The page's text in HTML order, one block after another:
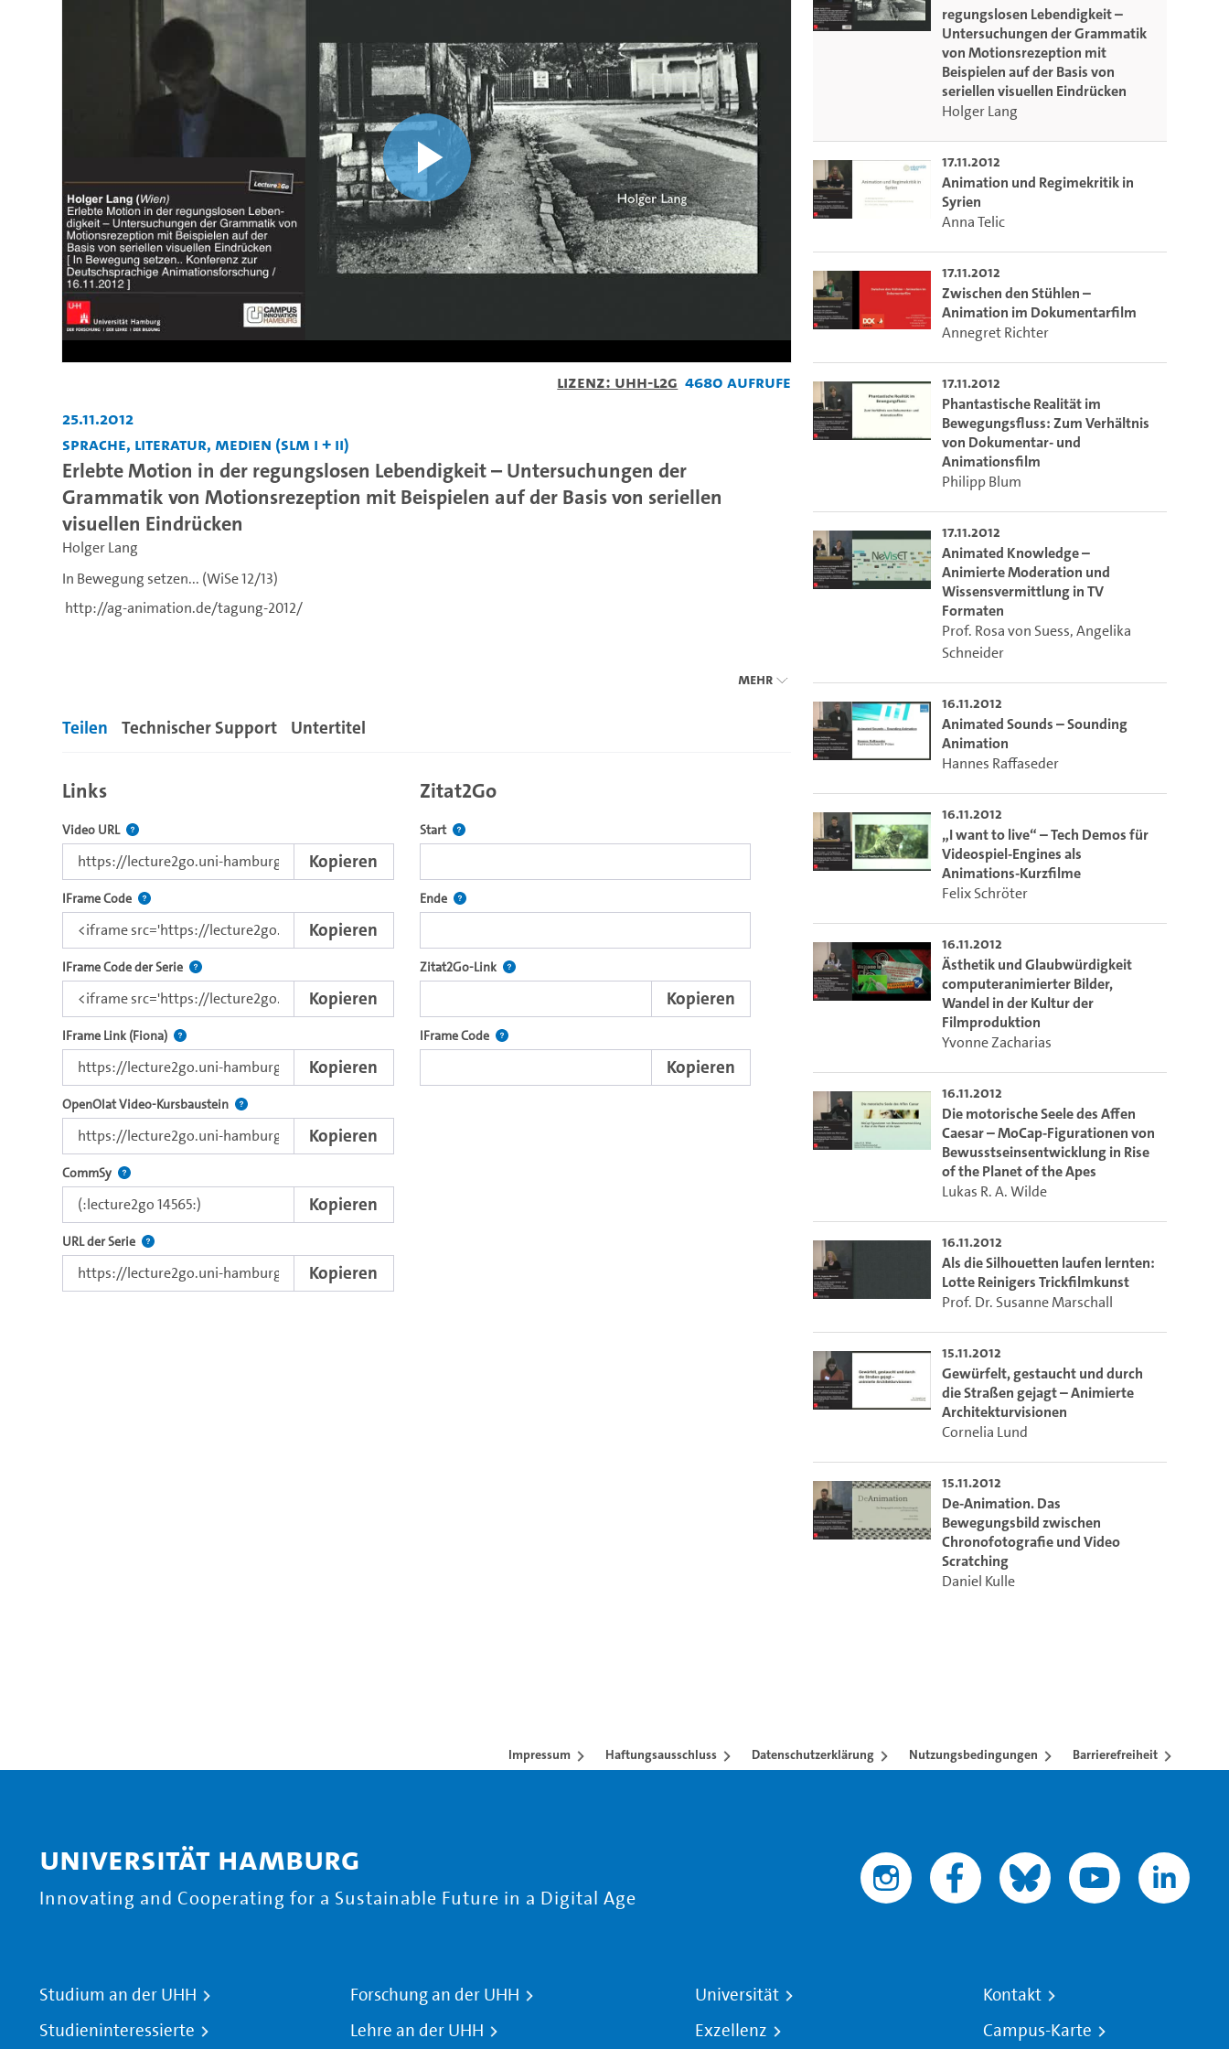
Video
abspielen
Lizenz: UHH-L2G 4680 Aufrufe
25.11.2012
Sprache, Literatur, Medien (SLM I + II)
Erlebte Motion in der regungslosen Lebendigkeit – Untersuchungen der
Grammatik von Motionsrezeption mit Beispielen auf der Basis von seriellen
visuellen Eindrücken
Holger Lang
In Bewegung setzen... (WiSe 12/13)
http://ag-animation.de/tagung-2012/
Mehr
Teilen Technischer Support Untertitel
Links
Video URL Der Link zu diesem Video.
Kopieren
IFrame Code Nutzen Sie diesen Code, um das Video mit dem Lecture2Go-Videoplayer einzubetten.
Kopieren
IFrame Code der Serie Nutzen Sie diesen Code, um das Video und die komplette Serie mit dem Lecture2Go-Videoplayer einzubetten.
Kopieren
IFrame Link (Fiona) Direkter iFrame-Link zur Weitergabe an externe Web-Applikationen.
Kopieren
OpenOlat Video-Kursbaustein Verwenden Sie diesen Link, um ein Video in den OpenOlat Video-Baustein einzubetten.
Kopieren
CommSy Nutzen Sie diesen Code, um das Video in CommSy einzubetten.
Kopieren
URL der Serie Der Link zur Serie.
Kopieren
Zitat2Go
Start Definiert den Startpunkt für Zitat2Go. Bitte in das Feld klicken, um die aktuelle Zeit auszuwählen.
Ende Definiert den Endpunkt für Zitat2Go. Bitte in das Feld klicken, um die aktuelle Zeit auszuwählen.
Zitat2Go-Link Nach der Auswahl eines Start- und Endpunktes verweist dieser Link auf den Ausschnitt des Videos.
Kopieren
IFrame Code Nutzen Sie diesen Code, um den Auschnitt des Videos mit dem Lecture2Go-Videoplayer einzubetten.
Kopieren
regungslosen Lebendigkeit –
Untersuchungen der Grammatik
von Motionsrezeption mit
Beispielen auf der Basis von
seriellen visuellen Eindrücken
Holger Lang
17.11.2012
Animation und Regimekritik in
Syrien
Anna Telic
17.11.2012
Zwischen den Stühlen –
Animation im Dokumentarfilm
Annegret Richter
17.11.2012
Phantastische Realität im
Bewegungsfluss: Zum Verhältnis
von Dokumentar- und
Animationsfilm
Philipp Blum
17.11.2012
Animated Knowledge –
Animierte Moderation und
Wissensvermittlung in TV
Formaten
Prof. Rosa von Suess,Angelika
Schneider
16.11.2012
Animated Sounds – Sounding
Animation
Hannes Raffaseder
16.11.2012
„I want to live“ – Tech Demos für
Videospiel-Engines als
Animations-Kurzfilme
Felix Schröter
16.11.2012
Ästhetik und Glaubwürdigkeit
computeranimierter Bilder,
Wandel in der Kultur der
Filmproduktion
Yvonne Zacharias
16.11.2012
Die motorische Seele des Affen
Caesar – MoCap-Figurationen von
Bewusstseinsentwicklung in Rise
of the Planet of the Apes
Lukas R. A. Wilde
16.11.2012
Als die Silhouetten laufen lernten:
Lotte Reinigers Trickfilmkunst
Prof. Dr. Susanne Marschall
15.11.2012
Gewürfelt, gestaucht und durch
die Straßen gejagt – Animierte
Architekturvisionen
Cornelia Lund
15.11.2012
De-Animation. Das
Bewegungsbild zwischen
Chronofotografie und Video
Scratching
Daniel Kulle
Impressum Haftungsausschluss Datenschutzerklärung Nutzungsbedingungen Barrierefreiheit
Universität Hamburg
Innovating and Cooperating for a Sustainable Future in a Digital Age
Studium an der UHH
Studieninteressierte
Forschung an der UHH
Lehre an der UHH
Universität
Exzellenz
Kontakt
Campus-Karte